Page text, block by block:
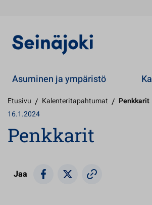
Asuminen ja ympäristö
Etusivu / Kalenteritapahtumat / Penkkarit
16.1.2024
Penkkarit
Jaa